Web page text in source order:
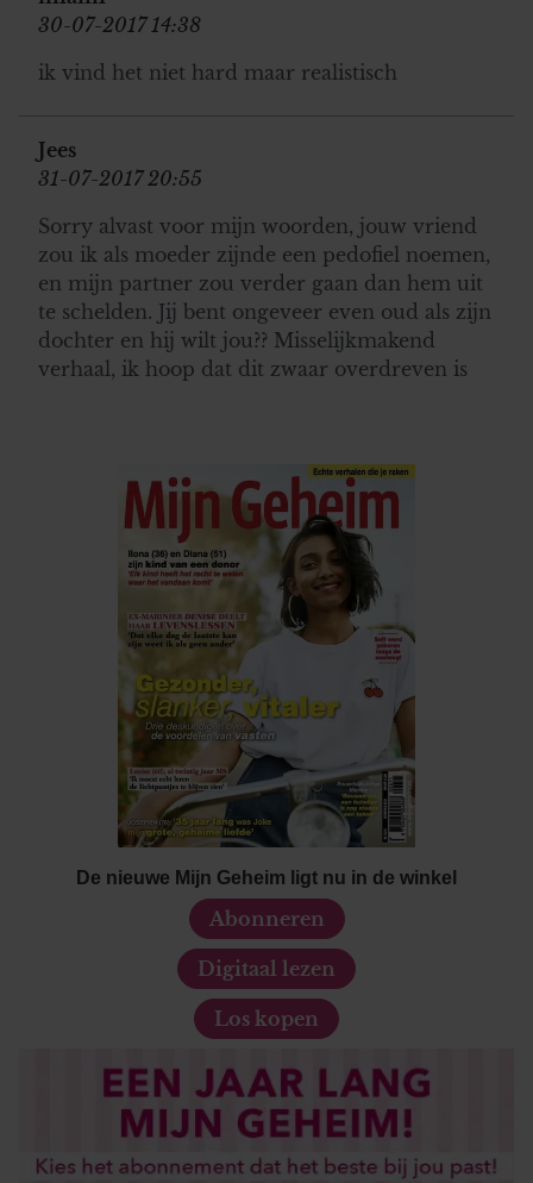
30-07-2017 14:38
ik vind het niet hard maar realistisch
Jees
31-07-2017 20:55
Sorry alvast voor mijn woorden, jouw vriend
zou ik als moeder zijnde een pedofiel noemen,
en mijn partner zou verder gaan dan hem uit
te schelden. Jij bent ongeveer even oud als zijn
dochter en hij wilt jou?? Misselijkmakend
verhaal, ik hoop dat dit zwaar overdreven is
De nieuwe Mijn Geheim ligt nu in de winkel
Abonneren
Digitaal lezen
Los kopen